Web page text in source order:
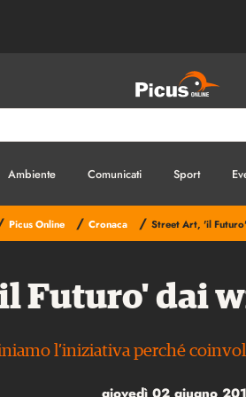
Ambiente Comunicati Sport
Picus Online / Cronaca / Street Art, 'il
Futuro' dai
l’iniziativa perché